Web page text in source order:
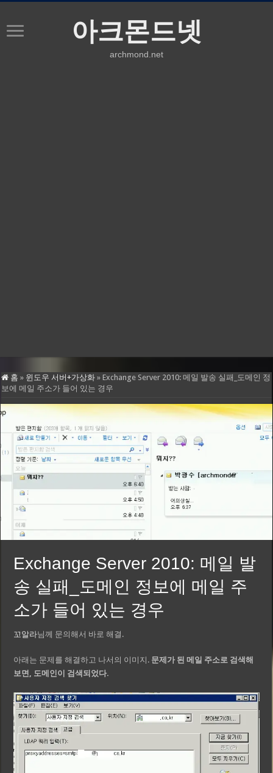
아크몬드넷
archmond.net
홈 » 윈도우 서버+가상화 » Exchange Server 2010: 메일 발송 실패_도메인 정
보에 메일 주소가 들어 있는 경우
Exchange Server 2010: 메일 발
송 실패_도메인 정보에 메일 주
소가 들어 있는 경우
꼬알라님께 문의해서 바로 해결.
아래는 문제를 해결하고 나서의 이미지. 문제가 된 메일 주소로 검색해
보면, 도메인이 검색되었다.